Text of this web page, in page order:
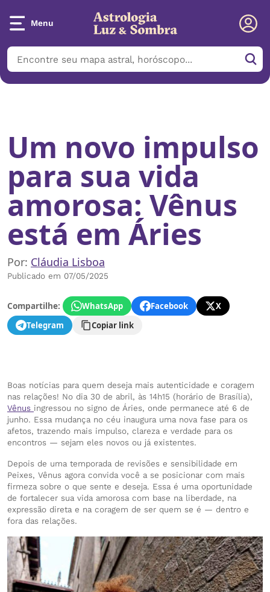
Menu
Início/Notícias/Um novo impulso para sua vida amorosa: Vênus
Um novo impulso
para sua vida
amorosa: Vênus
está em Áries
Por: Cláudia Lisboa
Publicado em 07/05/2025
Compartilhe: WhatsApp Facebook
X
Telegram
Copiar link
Boas notícias para quem deseja mais autenticidade e coragem
nas relações! No dia 30 de abril, às 14h15 (horário de Brasília),
Vênus ingressou no signo de Áries, onde permanece até 6 de
junho. Essa mudança no céu inaugura uma nova fase para os
afetos, trazendo mais impulso, clareza e verdade para os
encontros — sejam eles novos ou já existentes.
Depois de uma temporada de revisões e sensibilidade em
Peixes, Vênus agora convida você a se posicionar com mais
firmeza sobre o que sente e deseja. Essa é uma oportunidade
de fortalecer sua vida amorosa com base na liberdade, na
expressão direta e na coragem de ser quem se é — dentro e
fora das relações.